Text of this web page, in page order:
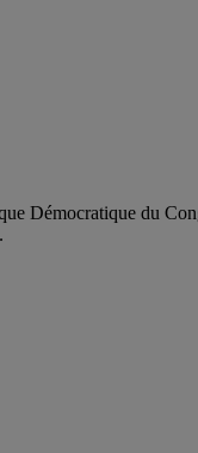
Démocratique du